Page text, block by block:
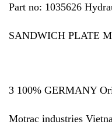
Part no: 1035626
SANDWICH PLATE
3 100% GERMANY
Motrac industries